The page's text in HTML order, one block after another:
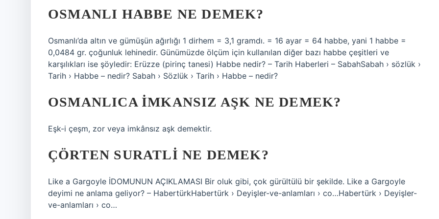
OSMANLI HABBE NE DEMEK?
Osmanlı’da altın ve gümüşün ağırlığı 1 dirhem = 3,1 gramdı. = 16 ayar = 64 habbe, yani 1 habbe =
0,0484 gr. çoğunluk lehinedir. Günümüzde ölçüm için kullanılan diğer bazı habbe çeşitleri ve
karşılıkları ise şöyledir: Erüzze (pirinç tanesi) Habbe nedir? – Tarih Haberleri – SabahSabah › sözlük ›
Tarih › Habbe – nedir? Sabah › Sözlük › Tarih › Habbe – nedir?
OSMANLICA IMKANSIZ AŞK NE DEMEK?
Eşk-i çeşm, zor veya imkânsız aşk demektir.
ÇÖRTEN SURATLI NE DEMEK?
Like a Gargoyle İDOMUNUN AÇIKLAMASI Bir oluk gibi, çok gürültülü bir şekilde. Like a Gargoyle
deyimi ne anlama geliyor? – HabertürkHabertürk › Deyişler-ve-anlamları › co…Habertürk › Deyişler-
ve-anlamları › co…